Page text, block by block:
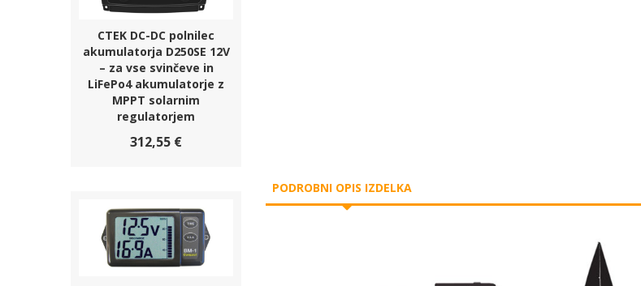
CTEK DC-DC polnilec
akumulatorja D250SE 12V
– za vse svinčeve in
LiFePo4 akumulatorje z
MPPT solarnim
regulatorjem
312,55 €
PODROBNI OPIS IZDELKA